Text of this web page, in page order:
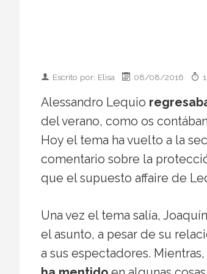
Escrito por: Elisa 08/08/2016
Alessandro Lequio
del verano, como os
Hoy el tema ha vuelto a la
comentario sobre la
que el supuesto affaire de
Una vez el tema salía,
el asunto, a pesar de su
a sus espectadores.